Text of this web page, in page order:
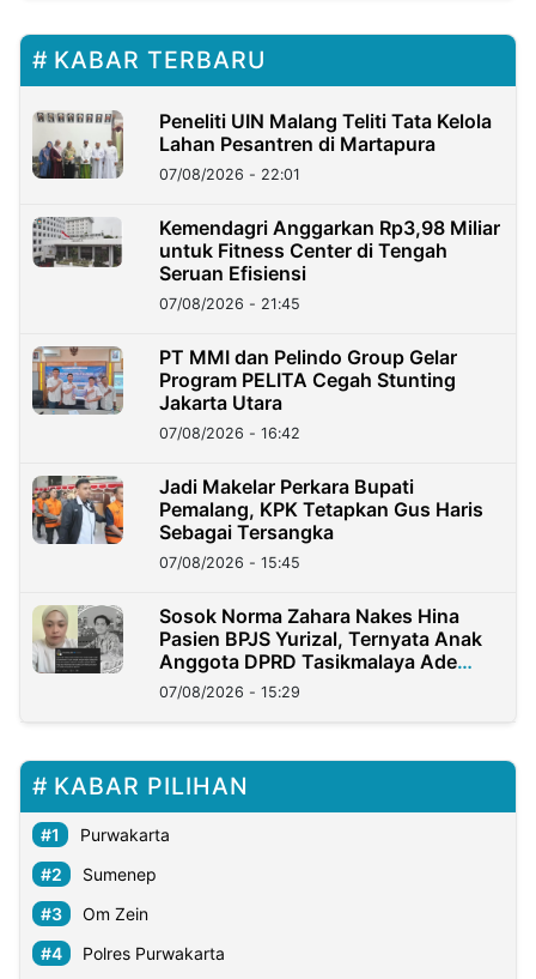
KABAR TERBARU
Peneliti UIN Malang Teliti Tata Kelola
Lahan Pesantren di Martapura
07/08/2026 - 22:01
Kemendagri Anggarkan Rp3,98 Miliar
untuk Fitness Center di Tengah
Seruan Efisiensi
07/08/2026 - 21:45
PT MMI dan Pelindo Group Gelar
Program PELITA Cegah Stunting
Jakarta Utara
07/08/2026 - 16:42
Jadi Makelar Perkara Bupati
Pemalang, KPK Tetapkan Gus Haris
Sebagai Tersangka
07/08/2026 - 15:45
Sosok Norma Zahara Nakes Hina
Pasien BPJS Yurizal, Ternyata Anak
Anggota DPRD Tasikmalaya Ade
Lukman
07/08/2026 - 15:29
KABAR PILIHAN
Purwakarta
Sumenep
Om Zein
Polres Purwakarta